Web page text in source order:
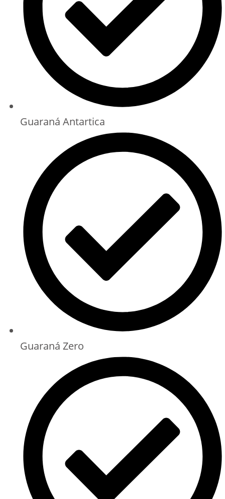
Guaraná Antartica
Guaraná Zero